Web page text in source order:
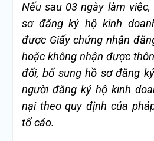
Nếu sau 03 ngày làm
sơ đăng ký hộ kinh
được Giấy chứng nhận
hoặc không nhận được
đổi, bổ sung hồ sơ đăng
người đăng ký hộ kinh
nại theo quy định của
tố cáo.